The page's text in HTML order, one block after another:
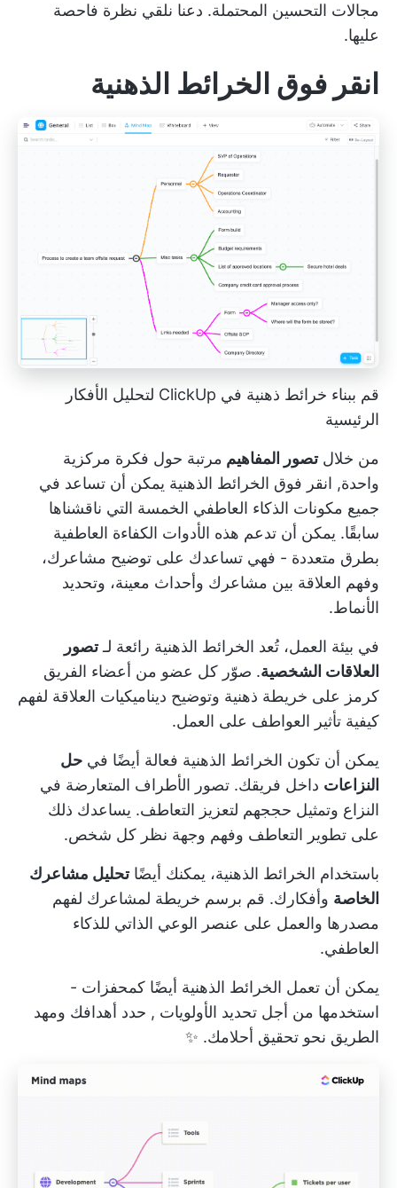
مجالات التحسين المحتملة. دعنا نلقي نظرة فاحصة
عليها.
انقر فوق الخرائط الذهنية
قم ببناء خرائط ذهنية في ClickUp لتحليل الأفكار
الرئيسية
من خلالتصور المفاهيم مرتبة حول فكرة مركزية
واحدة, انقر فوق الخرائط الذهنية يمكن أن تساعد في
جميع مكونات الذكاء العاطفي الخمسة التي ناقشناها
سابقًا. يمكن أن تدعم هذه الأدوات الكفاءة العاطفية
بطرق متعددة - فهي تساعدك على توضيح مشاعرك،
وفهم العلاقة بين مشاعرك وأحداث معينة، وتحديد
الأنماط.
في بيئة العمل، تُعد الخرائط الذهنية رائعة لـتصور
العلاقات الشخصية. صوّر كل عضو من أعضاء الفريق
كرمز على خريطة ذهنية وتوضيح ديناميكيات العلاقة لفهم
كيفية تأثير العواطف على العمل.
يمكن أن تكون الخرائط الذهنية فعالة أيضًا في حل
النزاعات داخل فريقك. تصور الأطراف المتعارضة في
النزاع وتمثيل حججهم لتعزيز التعاطف. يساعدك ذلك
على تطوير التعاطف وفهم وجهة نظر كل شخص.
باستخدام الخرائط الذهنية، يمكنك أيضًاتحليل مشاعرك
الخاصة وأفكارك. قم برسم خريطة لمشاعرك لفهم
مصدرها والعمل على عنصر الوعي الذاتي للذكاء
العاطفي.
يمكن أن تعمل الخرائط الذهنية أيضًا كمحفزات -
استخدمها من أجل تحديد الأولويات , حدد أهدافك ومهد
الطريق نحو تحقيق أحلامك. ✨